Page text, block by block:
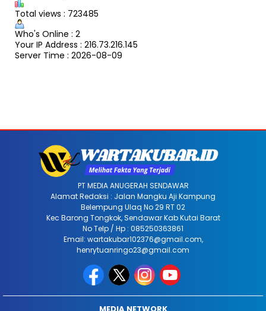
Total views : 723485
Who's Online : 2
Your IP Address : 216.73.216.145
Server Time : 2026-08-09
PT MEDIA ANUGERAH SENDAWAR
Alamat Redaksi : Jalan Mangku Aji Kampung
Belempung Ulaq No 29 RT 02
Kec Barong Tongkok, Sendawar Kab Kutai Barat
No Telp / Hp : 085250363861
Email: wartakubar102376@gmail.com,
henrytuanringo23@gmail.com
MEDIA NETWORK